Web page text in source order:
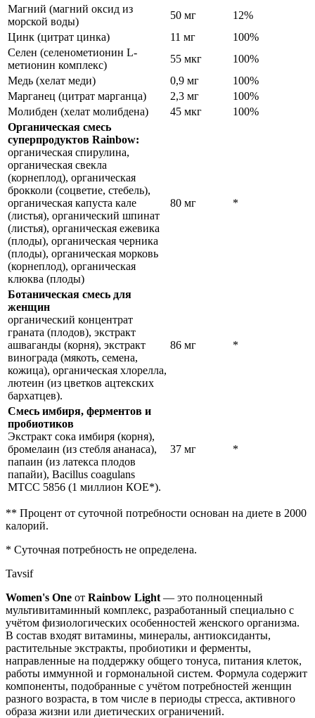
Магний (магний оксид из
морской воды)
50 мг
12%
Цинк (цитрат цинка)
11 мг
100%
Селен (селенометионин L-
метионин комплекс)
55 мкг
100%
Медь (хелат меди)
0,9 мг
100%
Марганец (цитрат марганца)
2,3 мг
100%
Молибден (хелат молибдена)
45 мкг
100%
Органическая смесь
суперпродуктов Rainbow:
органическая спирулина,
органическая свекла
(корнеплод), органическая
брокколи (соцветие, стебель),
органическая капуста кале
(листья), органический шпинат
(листья), органическая ежевика
(плоды), органическая черника
(плоды), органическая морковь
(корнеплод), органическая
клюква (плоды)
80 мг *
Ботаническая смесь для
женщин
органический концентрат
граната (плодов), экстракт
ашваганды (корня), экстракт
винограда (мякоть, семена,
кожица), органическая хлорелла,
лютеин (из цветков ацтекских
бархатцев).
86 мг *
Смесь имбиря, ферментов и
пробиотиков
Экстракт сока имбиря (корня),
бромелаин (из стебля ананаса),
папаин (из латекса плодов
папайи), Bacillus coagulans
MTCC 5856 (1 миллион КОЕ*).
37 мг *
** Процент от суточной потребности основан на диете в 2000
калорий.
* Суточная потребность не определена.
Tavsif
Women's One от Rainbow Light — это полноценный
мультивитаминный комплекс, разработанный специально с
учётом физиологических особенностей женского организма.
В состав входят витамины, минералы, антиоксиданты,
растительные экстракты, пробиотики и ферменты,
направленные на поддержку общего тонуса, питания клеток,
работы иммунной и гормональной систем. Формула содержит
компоненты, подобранные с учётом потребностей женщин
разного возраста, в том числе в периоды стресса, активного
образа жизни или диетических ограничений.